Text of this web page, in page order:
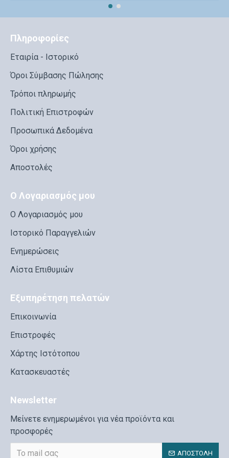
Πληροφορίες
Εταιρία - Ιστορικό
Όροι Σύμβασης Πώλησης
Τρόποι πληρωμής
Πολιτική Επιστροφών
Προσωπικά Δεδομένα
Όροι χρήσης
Αποστολές
Ο Λογαριασμός μου
Ο Λογαριασμός μου
Ιστορικό Παραγγελιών
Ενημερώσεις
Λίστα Επιθυμιών
Εξυπηρέτηση πελατών
Επικοινωνία
Επιστροφές
Χάρτης Ιστότοπου
Κατασκευαστές
Newsletter
Μείνετε ενημερωμένοι για νέα προϊόντα και
προσφορές
ΑΠΟΣΤΟΛΉ